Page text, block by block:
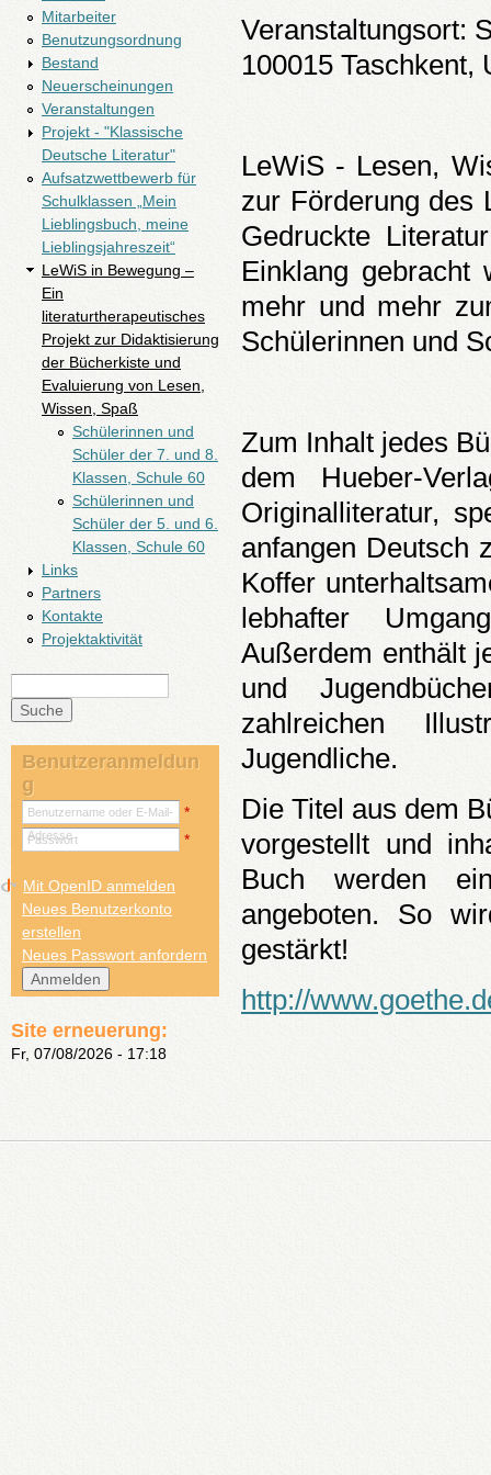
Veranstaltungsort:
100015 Taschkent,
LeWiS - Lesen,
zur Förderung des
Gedruckte
Einklang
mehr und mehr
Schülerinnen und
Zum Inhalt jedes
dem Hueber-
Originalliteratur,
anfangen Deutsch
Koffer
lebhafter
Außerdem enthält
und
zahlreichen
Jugendliche.
Die Titel aus dem
vorgestellt und
Buch werden
angeboten. So
gestärkt!
http://
Mitarbeiter
Benutzungsordnung
Bestand
Neuerscheinungen
Veranstaltungen
Projekt - "Klassische
Deutsche Literatur"
Aufsatzwettbewerb für
Schulklassen „Mein
Lieblingsbuch, meine
Lieblingsjahreszeit“
LeWiS in Bewegung –
Ein
literaturtherapeutisches
Projekt zur Didaktisierung
der Bücherkiste und
Evaluierung von Lesen,
Wissen, Spaß
Schülerinnen und
Schüler der 7. und 8.
Klassen, Schule 60
Schülerinnen und
Schüler der 5. und 6.
Klassen, Schule 60
Links
Partners
Kontakte
Projektaktivität
Suchformular
Benutzeranmeldun
g
Benutzername oder E-Mail-
Adresse
*
Passwort *
Mit OpenID anmelden
Neues Benutzerkonto
erstellen
Neues Passwort anfordern
Site erneuerung:
Fr, 07/08/2026 - 17:18